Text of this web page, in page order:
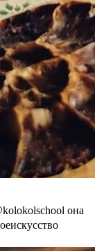
она